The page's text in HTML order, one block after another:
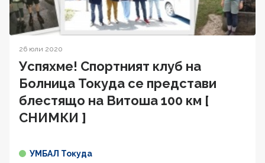
26 юли 2020
Успяхме! Спортният клуб на
Болница Токуда се представи
блестящо на Витоша 100 км [
СНИМКИ ]
УМБАЛ Токуда